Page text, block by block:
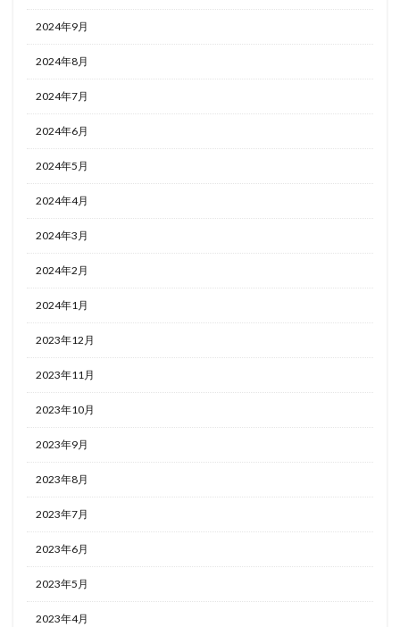
2024年9月
2024年8月
2024年7月
2024年6月
2024年5月
2024年4月
2024年3月
2024年2月
2024年1月
2023年12月
2023年11月
2023年10月
2023年9月
2023年8月
2023年7月
2023年6月
2023年5月
2023年4月